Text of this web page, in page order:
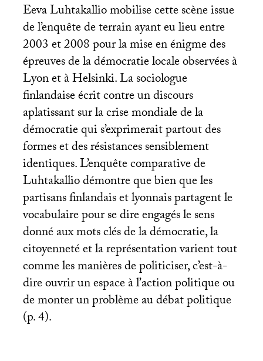
Eeva Luhtakallio mobilise cette scène issue
de l’enquête de terrain ayant eu lieu entre
2003 et 2008 pour la mise en énigme des
épreuves de la démocratie locale observées à
Lyon et à Helsinki. La sociologue
finlandaise écrit contre un discours
aplatissant sur la crise mondiale de la
démocratie qui s’exprimerait partout des
formes et des résistances sensiblement
identiques. L’enquête comparative de
Luhtakallio démontre que bien que les
partisans finlandais et lyonnais partagent le
vocabulaire pour se dire engagés le sens
donné aux mots clés de la démocratie, la
citoyenneté et la représentation varient tout
comme les manières de politiciser, c’est-à-
dire ouvrir un espace à l’action politique ou
de monter un problème au débat politique
(p. 4).